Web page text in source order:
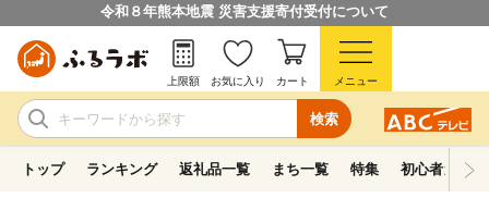
令和８年熊本地震 災害支援寄付受付について
検索
上限額 お気に入り カート メニュー
トップ ランキング 返礼品一覧 まち一覧 特集 初心者ガイド